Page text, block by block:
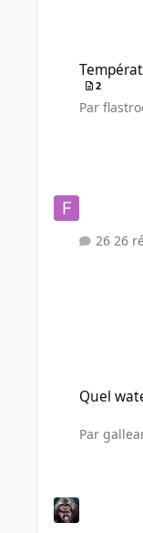
2
Par
26
Quel
Par